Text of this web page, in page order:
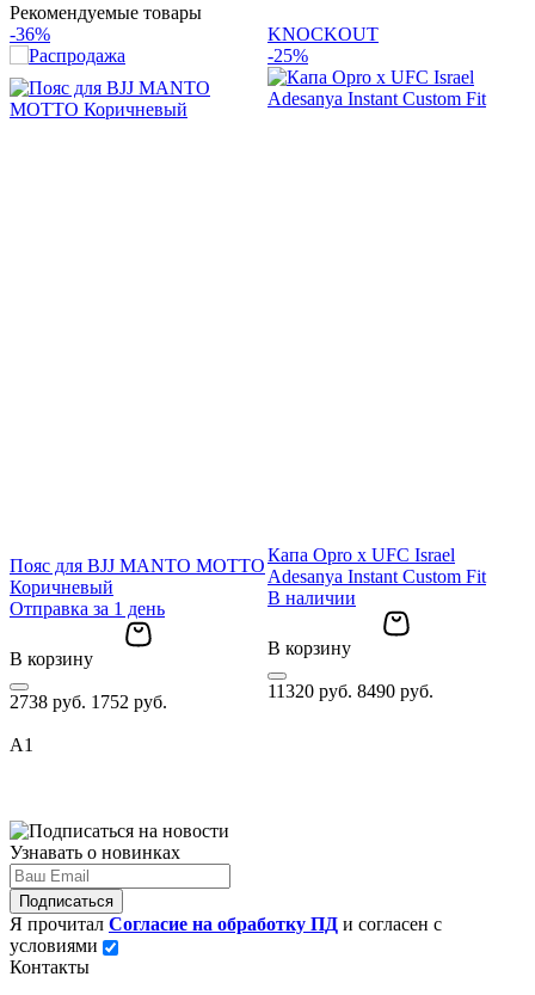
Рекомендуемые товары
-36%
Пояс для BJJ MANTO MOTTO
Коричневый
Отправка за 1 день
В корзину
2738 руб. 1752 руб.
A1
KNOCKOUT
-25%
Капа Opro x UFC Israel
Adesanya Instant Custom Fit
В наличии
В корзину
11320 руб. 8490 руб.
Узнавать о новинках
Подписаться
Я прочитал Согласие на обработку ПД и согласен с
условиями
Контакты